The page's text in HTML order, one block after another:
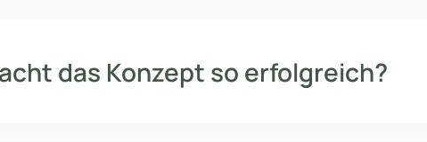
das Konzept so erfolgreich?